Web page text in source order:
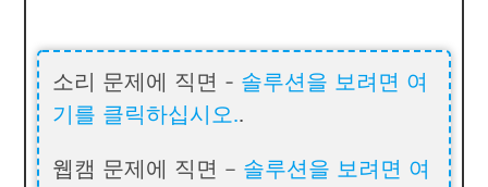
소리 문제에 직면 - 솔루션을 보려면 여
기를 클릭하십시오..
웹캠 문제에 직면 – 솔루션을 보려면 여